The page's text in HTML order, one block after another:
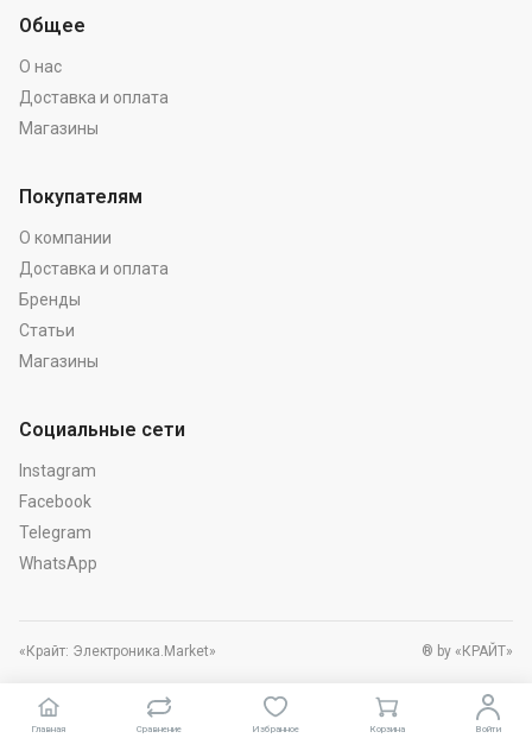
Главная Войти
Сравнение Избранное Корзина
Общее
О нас
Доставка и оплата
Магазины
Покупателям
О компании
Доставка и оплата
Бренды
Статьи
Магазины
Социальные сети
Instagram
Facebook
Telegram
WhatsApp
«Крайт: Электроника.Market» ® by «КРАЙТ»